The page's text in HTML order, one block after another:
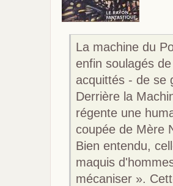
La machine du
enfin soulagés
acquittés - de se
Derrière la
régente une
coupée de Mère
Bien entendu,
maquis
mécaniser ».